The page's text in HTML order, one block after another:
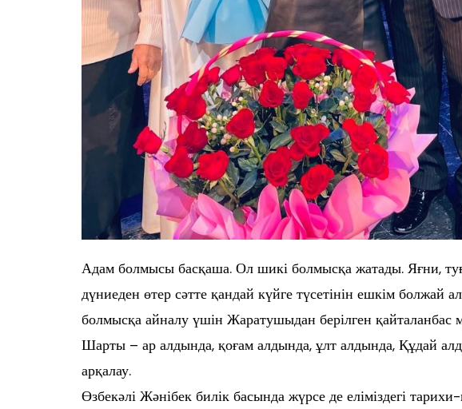
Адам болмысы басқаша. Ол шикі болмысқа жатады. Яғни,
дүниеден өтер сәтте қандай күйге түсетінін ешкім болжай
болмысқа айналу үшін Жаратушыдан берілген қайталанбас
Шарты – ар алдында, қоғам алдында, ұлт алдында, Құдай
арқалау.
Өзбекәлі Жәнібек билік басында жүрсе де еліміздегі